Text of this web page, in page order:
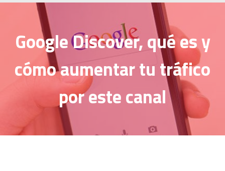
Google Discover, qué es y
cómo aumentar tu tráfico
por este canal